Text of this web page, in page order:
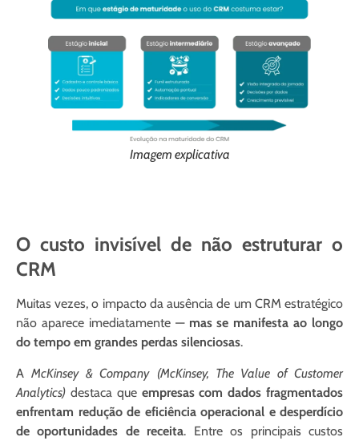
Imagem explicativa
O custo invisível de não estruturar o
CRM
Muitas vezes, o impacto da ausência de um CRM estratégico
não aparece imediatamente — mas se manifesta ao longo
do tempo em grandes perdas silenciosas.
AMcKinsey & Company (McKinsey, The Value of Customer
Analytics) destaca que empresas com dados fragmentados
enfrentam redução de eficiência operacional e desperdício
de oportunidades de receita. Entre os principais custos